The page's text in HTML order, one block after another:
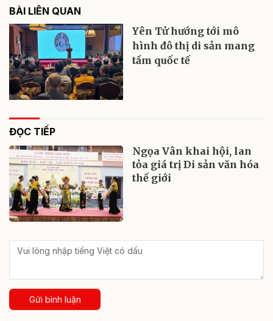
BÀI LIÊN QUAN
Yên Tử hướng tới mô
hình đô thị di sản mang
tầm quốc tế
ĐỌC TIẾP
Ngọa Vân khai hội, lan
tỏa giá trị Di sản văn hóa
thế giới
Gửi bình luận